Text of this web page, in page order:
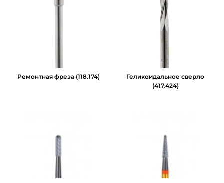
Ремонтная фреза (118.174)
Геликоидальное сверло
(417.424)